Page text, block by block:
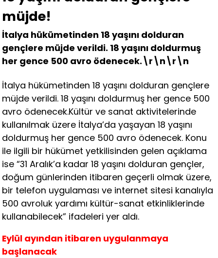
müjde!
İtalya hükümetinden 18 yaşını dolduran
gençlere müjde verildi. 18 yaşını doldurmuş
her gence 500 avro ödenecek.\r\n\r\n
İtalya hükümetinden 18 yaşını dolduran gençlere
müjde verildi. 18 yaşını doldurmuş her gence 500
avro ödenecek.Kültür ve sanat aktivitelerinde
kullanılmak üzere İtalya’da yaşayan 18 yaşını
doldurmuş her gence 500 avro ödenecek. Konu
ile ilgili bir hükümet yetkilisinden gelen açıklama
ise “31 Aralık’a kadar 18 yaşını dolduran gençler,
doğum günlerinden itibaren geçerli olmak üzere,
bir telefon uygulaması ve internet sitesi kanalıyla
500 avroluk yardımı kültür-sanat etkinliklerinde
kullanabilecek” ifadeleri yer aldı.
Eylül ayından itibaren uygulanmaya
başlanacak